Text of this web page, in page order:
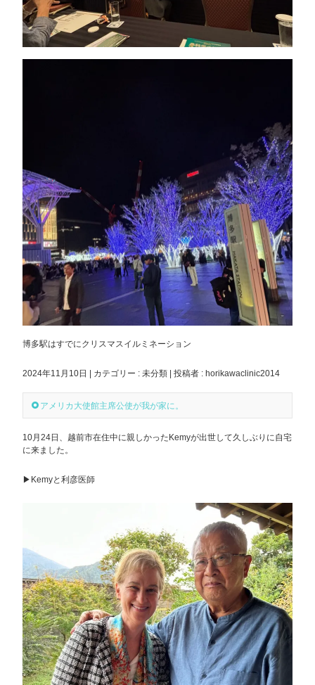
博多駅はすでにクリスマスイルミネーション
2024年11月10日 カテゴリー : 未分類 投稿者 : horikawaclinic2014
アメリカ大使館主席公使が我が家に。
10月24日、越前市在住中に親しかったKemyが出世して久しぶりに自宅
に来ました。
▶︎Kemyと利彦医師